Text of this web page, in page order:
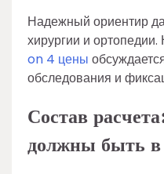
Надежный ориентир
хирургии и ортопедии.
on 4 цены
обследования и
Состав
должны быть в